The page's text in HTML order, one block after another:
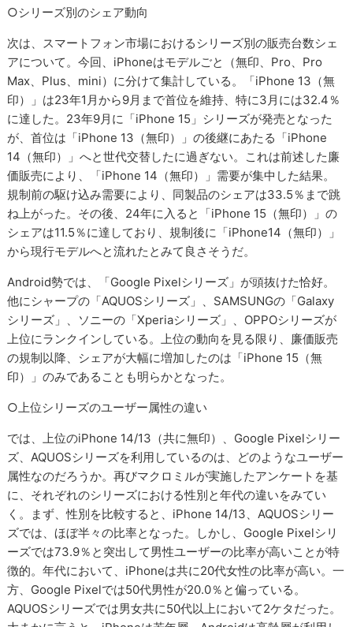
○シリーズ別のシェア動向
次は、スマートフォン市場におけるシリーズ別の販売台数シェ
アについて。今回、iPhoneはモデルごと（無印、Pro、Pro
Max、Plus、mini）に分けて集計している。「iPhone 13（無
印）」は23年1月から9月まで首位を維持、特に3月には32.4％
に達した。23年9月に「iPhone 15」シリーズが発売となった
が、首位は「iPhone 13（無印）」の後継にあたる「iPhone
14（無印）」へと世代交替したに過ぎない。これは前述した廉
価販売により、「iPhone 14（無印）」需要が集中した結果。
規制前の駆け込み需要により、同製品のシェアは33.5％まで跳
ね上がった。その後、24年に入ると「iPhone 15（無印）」の
シェアは11.5％に達しており、規制後に「iPhone14（無印）」
から現行モデルへと流れたとみて良さそうだ。
Android勢では、「Google Pixelシリーズ」が頭抜けた恰好。
他にシャープの「AQUOSシリーズ」、SAMSUNGの「Galaxy
シリーズ」、ソニーの「Xperiaシリーズ」、OPPOシリーズが
上位にランクインしている。上位の動向を見る限り、廉価販売
の規制以降、シェアが大幅に増加したのは「iPhone 15（無
印）」のみであることも明らかとなった。
○上位シリーズのユーザー属性の違い
では、上位のiPhone 14/13（共に無印）、Google Pixelシリー
ズ、AQUOSシリーズを利用しているのは、どのようなユーザー
属性なのだろうか。再びマクロミルが実施したアンケートを基
に、それぞれのシリーズにおける性別と年代の違いをみてい
く。まず、性別を比較すると、iPhone 14/13、AQUOSシリー
ズでは、ほぼ半々の比率となった。しかし、Google Pixelシリ
ーズでは73.9％と突出して男性ユーザーの比率が高いことが特
徴的。年代において、iPhoneは共に20代女性の比率が高い。一
方、Google Pixelでは50代男性が20.0％と偏っている。
AQUOSシリーズでは男女共に50代以上において2ケタだった。